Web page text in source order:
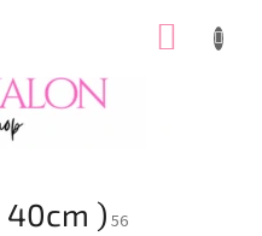
40cm ) 56